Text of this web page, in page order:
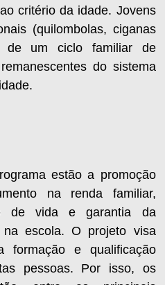
critério da idade. Jovens
(quilombolas, ciganas
de um ciclo familiar de
do sistema
estão a promoção
na renda familiar,
de vida e garantia da
na escola. O projeto visa
formação e qualificação
pessoas. Por isso, os